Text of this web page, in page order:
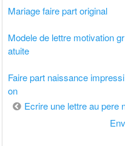
Mariage faire part original
Modele de lettre motivation gr
atuite
Faire part naissance impressi
on
Navigation
Ecrire une lettre au pere